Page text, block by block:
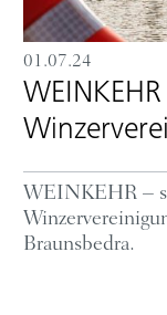
01.07.24
WEINKEHR –
Braunsbedra.